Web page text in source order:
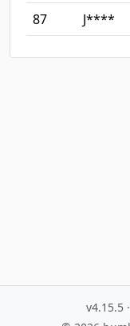
87
J****
v4.15.5 ·